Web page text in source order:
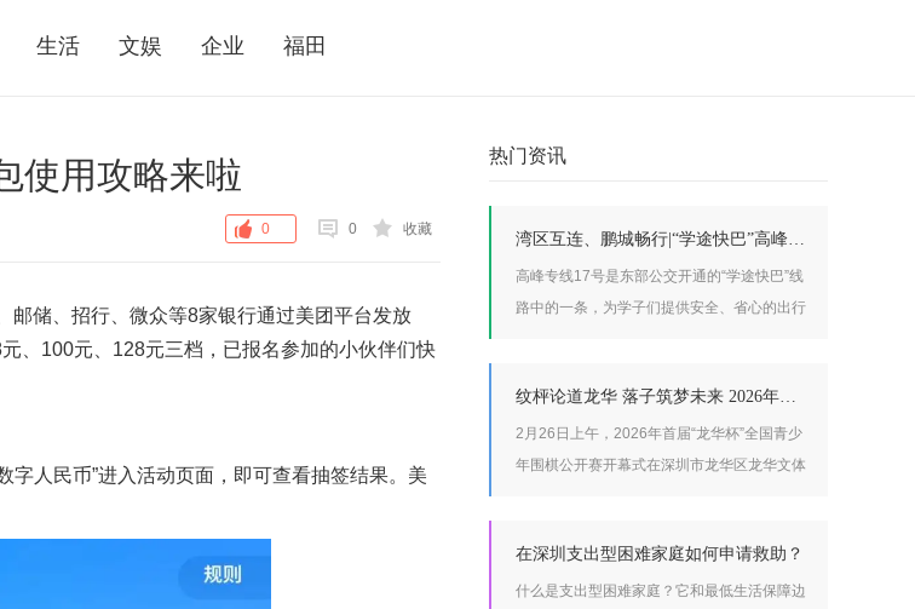
生活 文娱 企业 福田
使用攻略来啦
0 0 收藏
邮储、招行、微众等8家银行通过美团平台发放
、100元、128元三档， 已报名参加的小伙伴们快
字人民币”进入活动页面，即可查看抽签结果。美
热门资讯
湾区互连、鹏城畅行|“学途快巴”高峰专线17号备受深高高中园师生好评
高峰专线17号是东部公交开通的“学途快巴”线
路中的一条，为学子们提供安全、省心的出行
运行约35分钟，实现了“出校门即上车，下车
即进地铁”的无缝对接，让学子们的求学之路
更加安全顺畅。
纹枰论道龙华 落子筑梦未来 2026年首届“龙华杯”全国青少年围棋公开赛盛大开幕
2月26日上午，2026年首届“龙华杯”全国青少
年围棋公开赛开幕式在深圳市龙华区龙华文体
在深圳支出型困难家庭如何申请救助？
什么是支出型困难家庭？它和最低生活保障边